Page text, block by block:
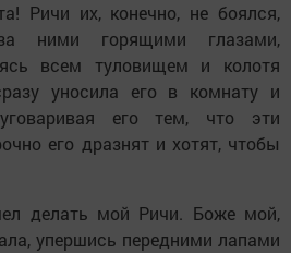
Ричи их, конечно, не боялся,
ними горящими глазами,
всем туловищем и колотя
уносила его в комнату и
его тем, что эти
его дразнят и хотят, чтобы
делать мой Ричи. Боже мой,
упершись передними лапами